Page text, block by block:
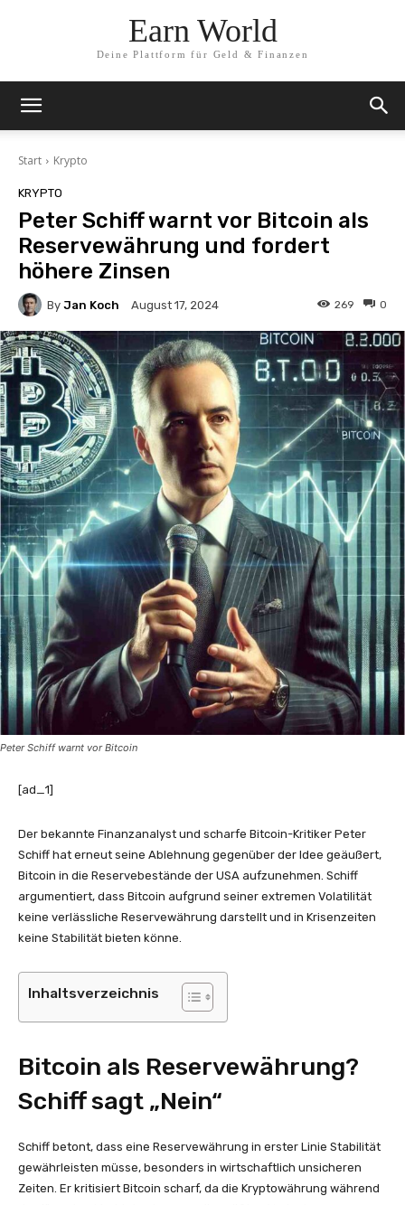
Earn World
Deine Plattform für Geld & Finanzen
Start Krypto
KRYPTO
Peter Schiff warnt vor Bitcoin als
Reservewährung und fordert
höhere Zinsen
By Jan Koch August 17, 2024 0
269
Peter Schiff warnt vor Bitcoin
[ad_1]
Der bekannte Finanzanalyst und scharfe Bitcoin-Kritiker Peter
Schiff hat erneut seine Ablehnung gegenüber der Idee geäußert,
Bitcoin in die Reservebestände der USA aufzunehmen. Schiff
argumentiert, dass Bitcoin aufgrund seiner extremen Volatilität
keine verlässliche Reservewährung darstellt und in Krisenzeiten
keine Stabilität bieten könne.
Inhaltsverzeichnis
Bitcoin als Reservewährung?
Schiff sagt „Nein“
Schiff betont, dass eine Reservewährung in erster Linie Stabilität
gewährleisten müsse, besonders in wirtschaftlich unsicheren
Zeiten. Er kritisiert Bitcoin scharf, da die Kryptowährung während